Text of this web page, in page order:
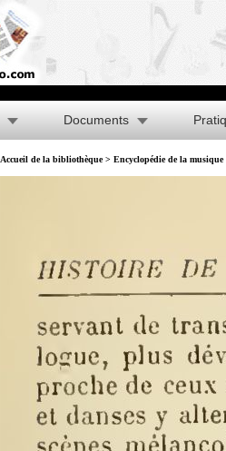
Documents
Accueil de la bibliothèque> Encyclopédie de la